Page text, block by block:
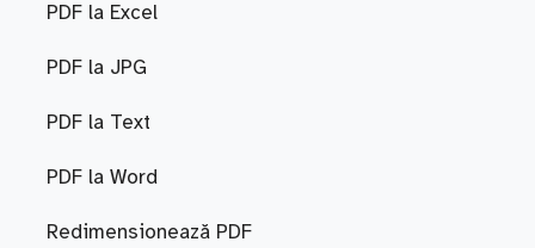
PDF la Excel
PDF la JPG
PDF la Text
PDF la Word
Redimensionează PDF